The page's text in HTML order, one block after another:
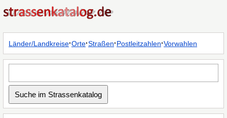
Länder/Landkreise·Orte·Straßen·Postleitzahlen·Vorwahlen